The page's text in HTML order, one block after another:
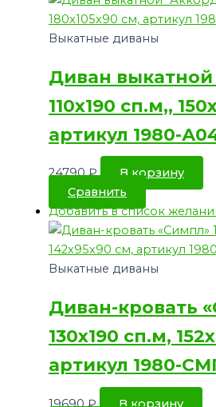
Выкатные диваны
Диван
110х190 сп.м,,
артикул 1980-
24790₽
В корзину
Сравнить
Добавить в список
Выкатные диваны
Диван-кровать
130х190 сп.м,
артикул 1980-
19690₽
В корзину